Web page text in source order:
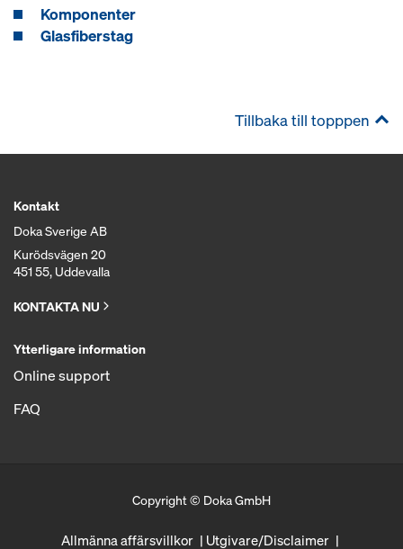
Komponenter
Glasfiberstag
Tillbaka till topppen
Kontakt
Doka Sverige AB
Kurödsvägen 20
451 55, Uddevalla
KONTAKTA NU
Ytterligare information
Online support
FAQ
Copyright © Doka GmbH
Allmänna affärsvillkor Utgivare/Disclaimer